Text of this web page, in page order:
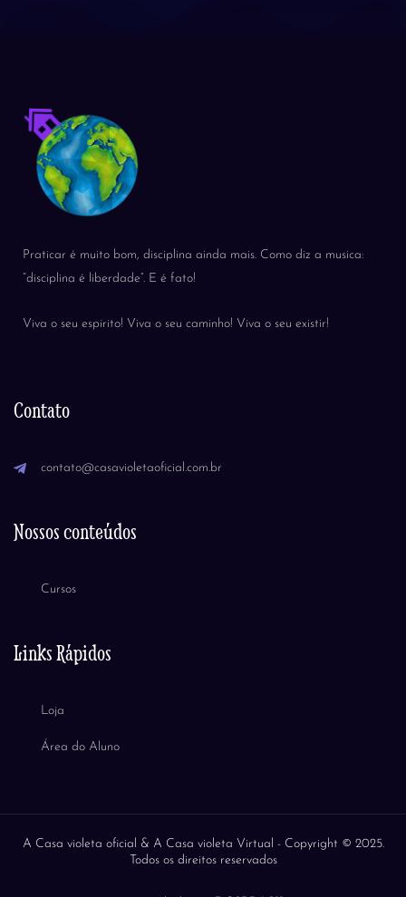
Praticar é muito bom, disciplina ainda mais. Como diz a musica:
“disciplina é liberdade”. E é fato!
Viva o seu espirito! Viva o seu caminho! Viva o seu existir!
Contato
contato@casavioletaoficial.com.br
Nossos conteúdos
Cursos
Links Rápidos
Loja
Área do Aluno
A Casa violeta oficial & A Casa violeta Virtual - Copyright © 2025.
Todos os direitos reservados